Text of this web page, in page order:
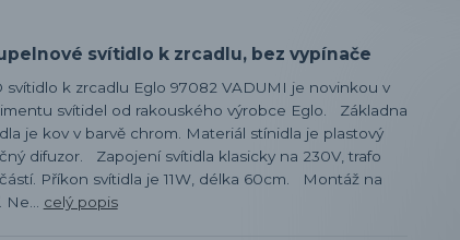
svítidlo k zrcadlu, bez vypínače
svítidlo k zrcadlu Eglo 97082 VADUMI je novinkou v
svítidel od rakouského výrobce Eglo. Základna
je kov v barvě chrom. Materiál stínidla je plastový
difuzor. Zapojení svítidla klasicky na 230V, trafo
Příkon svítidla je 11W, délka 60cm. Montáž na
Ne... celý popis